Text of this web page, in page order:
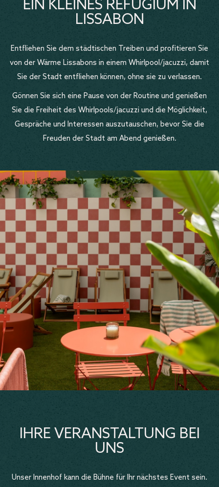
EIN KLEINES REFUGIUM IN
LISSABON
Entfliehen Sie dem städtischen Treiben und profitieren Sie
von der Wärme Lissabons in einem Whirlpool/jacuzzi, damit
Sie der Stadt entfliehen können, ohne sie zu verlassen.
Gönnen Sie sich eine Pause von der Routine und genießen
Sie die Freiheit des Whirlpools/jacuzzi und die Möglichkeit,
Gespräche und Interessen auszutauschen, bevor Sie die
Freuden der Stadt am Abend genießen.
IHRE VERANSTALTUNG BEI
UNS
Unser Innenhof kann die Bühne für Ihr nächstes Event sein.